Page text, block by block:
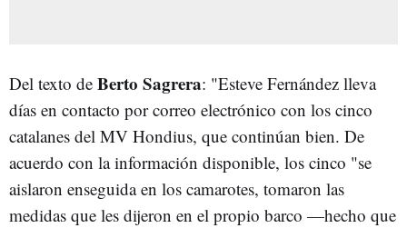
Del texto de Berto Sagrera: "Esteve Fernández lleva
días en contacto por correo electrónico con los cinco
catalanes del MV Hondius, que continúan bien. De
acuerdo con la información disponible, los cinco "se
aislaron enseguida en los camarotes, tomaron las
medidas que les dijeron en el propio barco —hecho que